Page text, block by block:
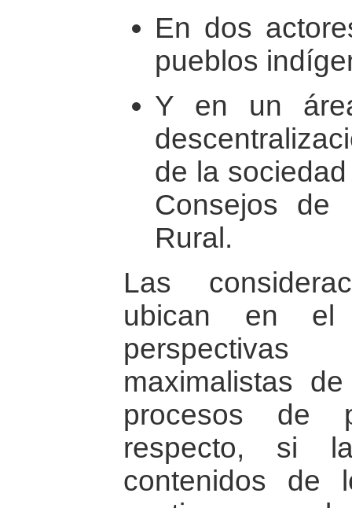
En dos
pueblos
Y en un
de la
Consejos de
Rural.
Las
ubican en el
maximalistas
procesos de
respecto, si
contenidos de